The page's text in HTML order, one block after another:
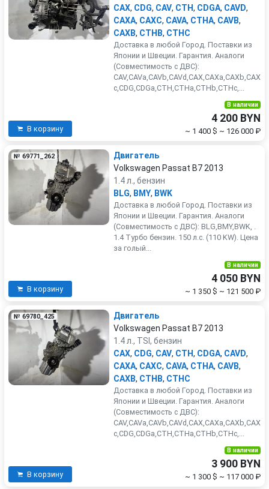
CAX, CDG, CAV, CTH, CDGA, CAVD,
CAXA, CAXC, CAVA, CTHA, CAVB,
CAXB, CTHB, CTHC
Доставка в любой Город. Поставки из
Японии и Швеции. Гарантия. Аналоги
(Совместимость с ДВС):
CAV,CAVa,CAVb,CAVd,CAX,CAXa,CAXb,CAX
c,CDG,CDGa,CTH,CTHa,CTHb,CTHc,...
В корзину
В наличии
4 200 BYN
~ 1 400 $ ~ 126 000 ₽
№ 69771_262
Двигатель
Volkswagen Passat B7 2013
1.4 л., бензин
BLG, BMY, BWK
Доставка в любой Город. Поставки из
Японии и Швеции. Гарантия. Аналоги
(Совместимость с ДВС): BLG,BMY,BWK, .
1.4 Турбо бензин. 150 л.с. (110 KW). Цена
за голый...
В корзину
В наличии
4 050 BYN
~ 1 350 $ ~ 121 500 ₽
№ 69780_425
Двигатель
Volkswagen Passat B7 2013
1.4 л., TSI, бензин
CAX, CDG, CAV, CTH, CDGA, CAVD,
CAXA, CAXC, CAVA, CTHA, CAVB,
CAXB, CTHB, CTHC
Доставка в любой Город. Поставки из
Японии и Швеции. Гарантия. Аналоги
(Совместимость с ДВС):
CAV,CAVa,CAVb,CAVd,CAX,CAXa,CAXb,CAX
c,CDG,CDGa,CTH,CTHa,CTHb,CTHc,...
В корзину
В наличии
3 900 BYN
~ 1 300 $ ~ 117 000 ₽